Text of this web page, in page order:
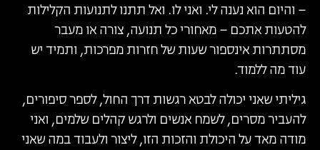
– והיום הוא נענה לי. ואני לו. ואל תתנו לתנועות הקלילות
להטעות אתכם – מאחורי כל תנועה, צורה או מעבר
מסתתרות אינספור שעות של חזרות מפרכות, ותמיד יש
עוד מה ללמוד.
גיליתי שאני יכולה לבטא רגשות דרך החול, לספר סיפורים,
להעביר מסרים, לשמח אנשים ולרגש קהלים שלמים, ואני
מודה מאד על היכולת והזכות הזו, ליצור ולעבוד במה שאני